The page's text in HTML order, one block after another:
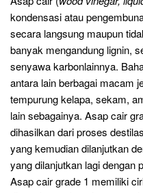
kondensasi atau
secara langsung maupun
banyak mengandung lignin,
senyawa karbonlainnya.
antara lain berbagai macam
tempurung kelapa, sekam,
lain sebagainya. Asap cair
dihasilkan dari proses
yang kemudian dilanjutkan
yang dilanjutkan lagi dengan
Asap cair grade 1 memiliki